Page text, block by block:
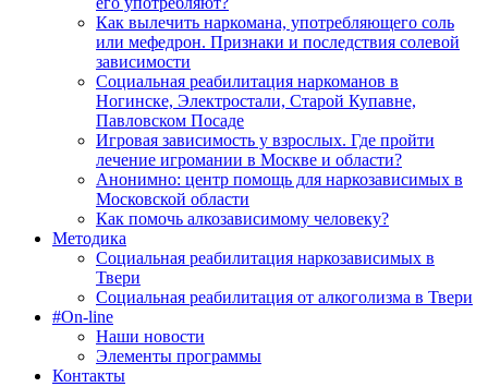
Как вылечить наркомана, употребляющего соль
или мефедрон. Признаки и последствия солевой
зависимости
Социальная реабилитация наркоманов в
Ногинске, Электростали, Старой Купавне,
Павловском Посаде
Игровая зависимость у взрослых. Где пройти
лечение игромании в Москве и области?
Анонимно: центр помощь для наркозависимых в
Московской области
Как помочь алкозависимому человеку?
Методика
Социальная реабилитация наркозависимых в
Твери
Социальная реабилитация от алкоголизма в Твери
#On-line
Наши новости
Элементы программы
Контакты